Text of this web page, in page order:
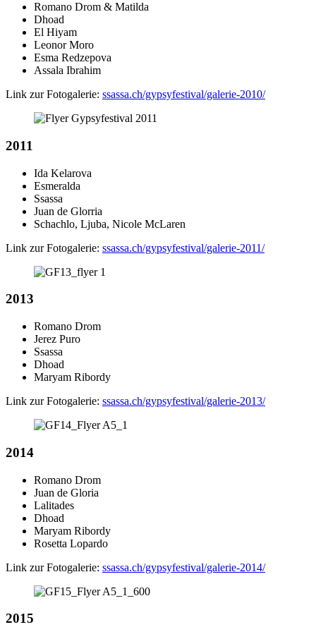
Romano Drom & Matilda
Dhoad
El Hiyam
Leonor Moro
Esma Redzepova
Assala Ibrahim
Link zur Fotogalerie: ssassa.ch/gypsyfestival/galerie-2010/
2011
Ida Kelarova
Esmeralda
Ssassa
Juan de Glorria
Schachlo, Ljuba, Nicole McLaren
Link zur Fotogalerie: ssassa.ch/gypsyfestival/galerie-2011/
2013
Romano Drom
Jerez Puro
Ssassa
Dhoad
Maryam Ribordy
Link zur Fotogalerie: ssassa.ch/gypsyfestival/galerie-2013/
2014
Romano Drom
Juan de Gloria
Lalitades
Dhoad
Maryam Ribordy
Rosetta Lopardo
Link zur Fotogalerie: ssassa.ch/gypsyfestival/galerie-2014/
2015